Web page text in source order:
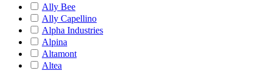
Ally Bee
Ally Capellino
Alpha Industries
Alpina
Altamont
Altea